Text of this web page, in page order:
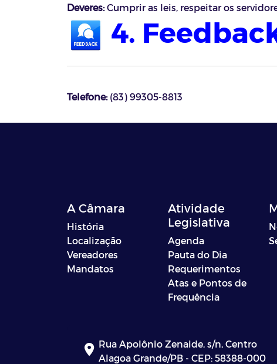
Deveres:Cumprir as leis, respeitar os
4.
Telefone:(83) 99305-8813
A Câmara
História
Localização
Vereadores
Mandatos
Atividade
Legislativa
Agenda
Pauta do Dia
Requerimentos
Atas e Pontos de
Frequência
Rua Apolônio Zenaide, s/n, Centro
Alagoa Grande/PB - CEP: 58388-000